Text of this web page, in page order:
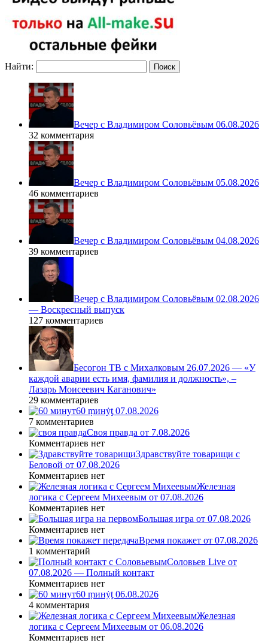
Найти:
Вечер с Владимиром Соловьёвым 06.08.2026
32 комментария
Вечер с Владимиром Соловьёвым 05.08.2026
46 комментариев
Вечер с Владимиром Соловьёвым 04.08.2026
39 комментариев
Вечер с Владимиром Соловьёвым 02.08.2026
— Воскресный выпуск
127 комментариев
Бесогон ТВ с Михалковым 26.07.2026 — «У
каждой аварии есть имя, фамилия и должность», –
Лазарь Моисеевич Каганович»
29 комментариев
60 ṃинẏƫ 07.08.2026
7 комментариев
Своя правда от 7.08.2026
Комментариев нет
Здравствуйте товарищи с
Беловой от 07.08.2026
Комментариев нет
Железная
логика с Сергеем Михеевым от 07.08.2026
Комментариев нет
Большая игра от 07.08.2026
Комментариев нет
Время покажет от 07.08.2026
1 комментарий
Соловьев Live от
07.08.2026 — Полный контакт
Комментариев нет
60 ṃинẏƫ 06.08.2026
4 комментария
Железная
логика с Сергеем Михеевым от 06.08.2026
Комментариев нет